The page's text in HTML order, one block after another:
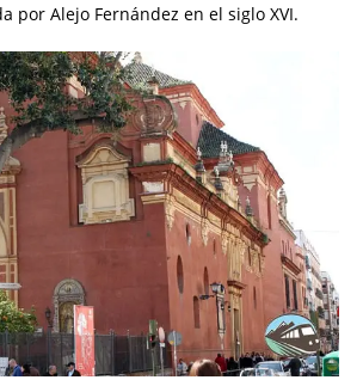
por Alejo Fernández en el siglo XVI.